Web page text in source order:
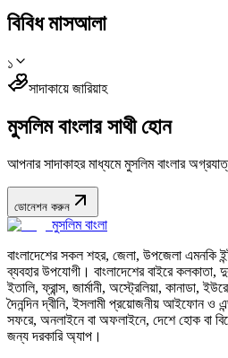
বিবিধ মাসআলা
১
সাদাকায়ে জারিয়াহ
মুসলিম বাংলার সাথী হোন
আপনার সাদাকাহর মাধ্যমে মুসলিম বাংলার
ডোনেশন করুন
মুসলিম বাংলা
বাংলাদেশের সকল শহর, জেলা, উপজেলা এমনকি
ব্যবহার উপযোগী। বাংলাদেশের বাইরে
ইতালি, ফ্রান্স, জার্মানী, অস্ট্রেলিয়া, কানাডা,
দৈনন্দিন দ্বীনি, ইসলামী প্রয়োজনীয় আইফোন ও
সফরে, অনলাইনে বা অফলাইনে, দেশে হোক বা
জন্য দরকারি অ্যাপ।